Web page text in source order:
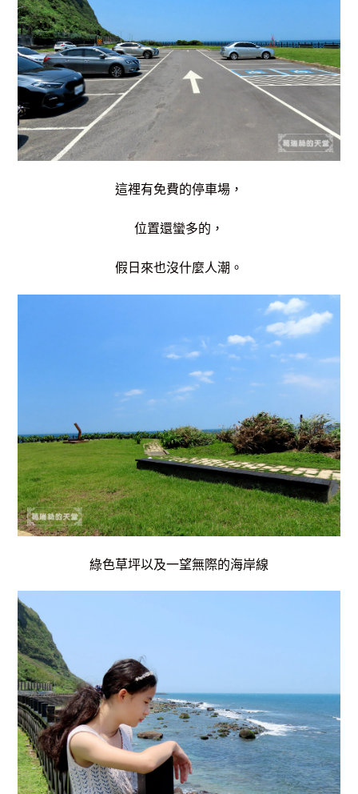
這裡有免費的停車場，
位置還蠻多的，
假日來也沒什麼人潮。
綠色草坪以及一望無際的海岸線